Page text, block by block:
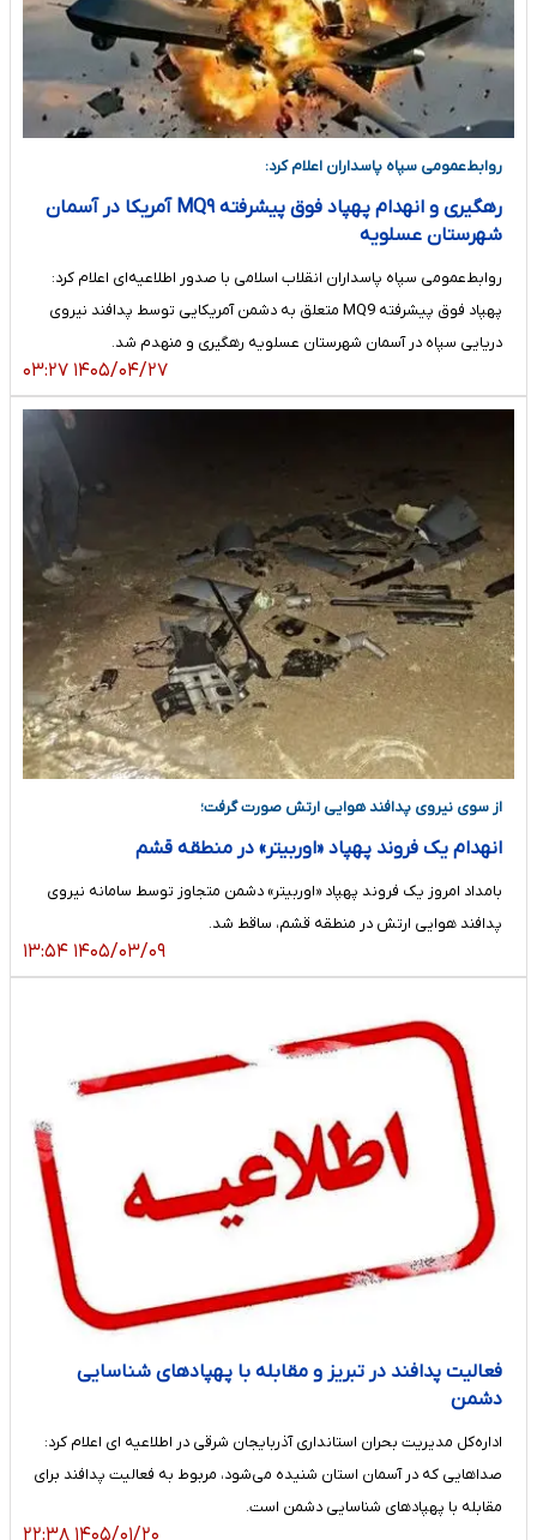
روابط‌عمومی سپاه پاسداران اعلام کرد:
رهگیری و انهدام پهپاد فوق پیشرفته MQ۹ آمریکا در آسمان
شهرستان عسلویه
روابط‌عمومی سپاه پاسداران انقلاب اسلامی با صدور اطلاعیه‌ای اعلام کرد:
پهپاد فوق پیشرفته MQ9 متعلق به دشمن آمریکایی توسط پدافند نیروی
دریایی سپاه در آسمان شهرستان عسلویه رهگیری و منهدم شد.
۱۴۰۵/۰۴/۲۷ ۰۳:۲۷
از سوی نیروی پدافند هوایی ارتش صورت گرفت؛
انهدام یک فروند پهپاد «اوربیتر» در منطقه قشم
بامداد امروز یک فروند پهپاد «اوربیتر» دشمن متجاوز توسط سامانه‌ نیروی
پدافند هوایی ارتش در منطقه قشم، ساقط شد.
۱۴۰۵/۰۳/۰۹ ۱۳:۵۴
فعالیت پدافند در تبریز و مقابله با پهپادهای شناسایی
دشمن
اداره‌کل مدیریت بحران استانداری آذربایجان شرقی در اطلاعیه ای اعلام کرد:
صداهایی که در آسمان استان شنیده می‌شود، مربوط به فعالیت پدافند برای
مقابله با پهپادهای شناسایی دشمن است.